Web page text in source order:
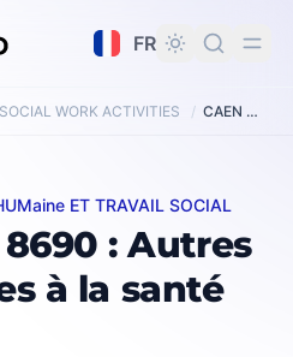
FR
WORK ACTIVITIES / CAEN Code 8690: Other human health activities
activités liées à la santé
ET TRAVAIL SOCIAL
8690 : Autres
à la santé